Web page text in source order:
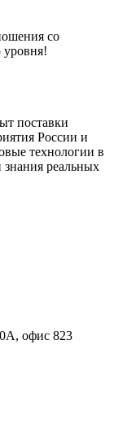
со
поставки
России и
технологии в
знания реальных
офис 823